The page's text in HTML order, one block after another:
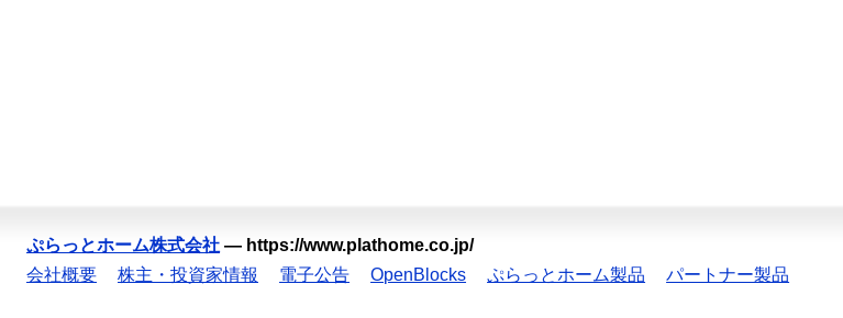
ぷらっとホーム株式会社 — https://www.plathome.co.jp/
会社概要
株主・投資家情報 電子公告 OpenBlocks ぷらっとホーム製品 パートナー製品